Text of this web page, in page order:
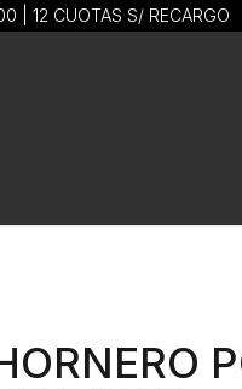
| 12 CUOTAS S/ RECARGO